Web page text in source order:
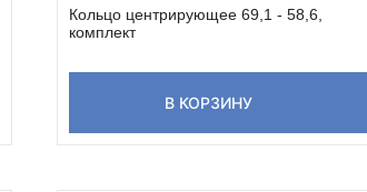
Кольцо центрирующее 69,1 - 58,6,
комплект
В КОРЗИНУ